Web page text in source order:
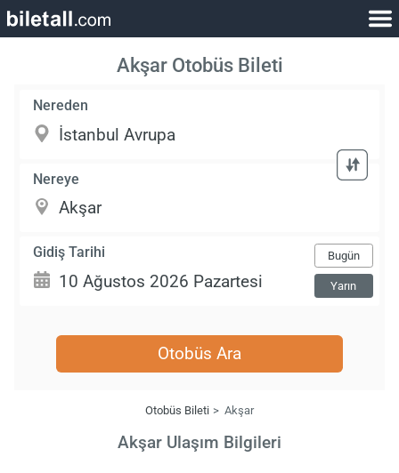
Akşar Otobüs Bileti
Nereden
Nereye
Gidiş Tarihi Bugün
Yarın
Otobüs Ara
Otobüs Bileti Akşar
Akşar Ulaşım Bilgileri